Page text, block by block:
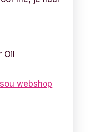
Oil
webshop